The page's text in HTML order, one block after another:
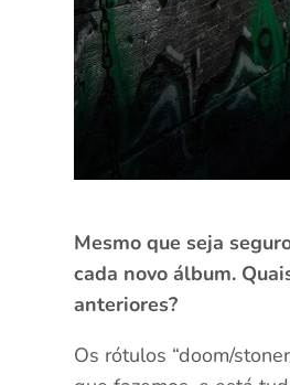
Mesmo que seja
cada novo álbum.
anteriores?
Os rótulos “doom/